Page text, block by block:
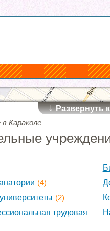
↓Развернуть
Караколе
(4)
(2)
трудовая